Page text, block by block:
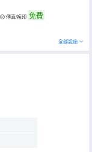
傳真/複印 免費
全部設施